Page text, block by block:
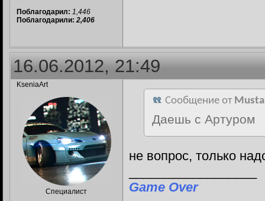
Поблагодарил: 1,446
Поблагодарили: 2,406
16.06.2012, 21:49
KseniaArt
Специалист
Сообщение от
Даешь с Артуром
не вопрос, только
Game Over